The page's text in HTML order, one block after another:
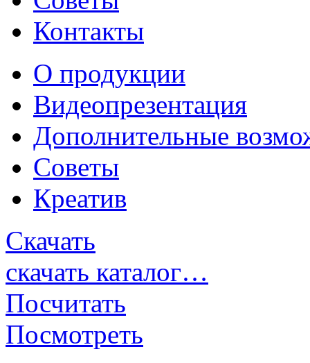
Контакты
О продукции
Видеопрезентация
Дополнительные
Советы
Креатив
Скачать
скачать каталог…
Посчитать
Посмотреть